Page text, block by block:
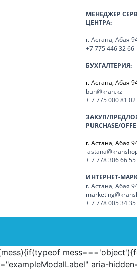
МЕНЕДЖЕР
ЦЕНТРА:
г. Астана, Абая
+7 775 446 32 66
БУХГАЛТЕРИЯ:
г. Астана, Абая
buh@kran.kz
+ 7 775 000 81 02
ЗАКУП/
PURCHASE/
г. Астана, Абая
+ 7 778 306 66 55
ИНТЕРНЕТ-
г. Астана, Абая
+ 7 778 005 34 35
aria-